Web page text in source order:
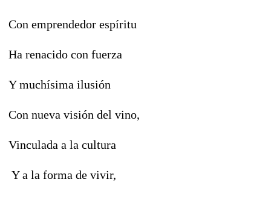
Con emprendedor espíritu
Ha renacido con fuerza
Y muchísima ilusión
Con nueva visión del vino,
Vinculada a la cultura
Y a la forma de vivir,